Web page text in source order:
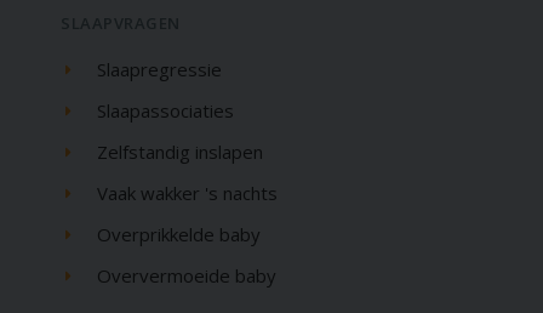
Slaapregressie
Slaapassociaties
Zelfstandig inslapen
Vaak wakker 's nachts
Overprikkelde baby
Oververmoeide baby